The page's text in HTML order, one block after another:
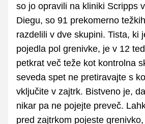
so jo opravili na kliniki Scripps
Diegu, so 91 prekomerno
razdelili v dve skupini. Tista, ki
pojedla pol grenivke, je v 12
petkrat več teže kot kontrolna
seveda spet ne pretiravajte s
vključite v zajtrk. Bistveno je,
nikar pa ne pojejte preveč.
pred zajtrkom pojeste